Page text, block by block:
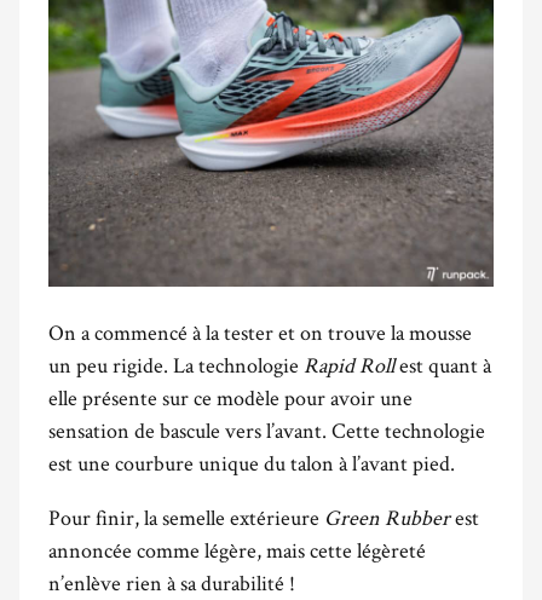
On a commencé à la tester et on trouve la mousse
un peu rigide. La technologie Rapid Rollest quant à
elle présente sur ce modèle pour avoir une
sensation de bascule vers l’avant. Cette technologie
est une courbure unique du talon à l’avant pied.
Pour finir, la semelle extérieure Green Rubberest
annoncée comme légère, mais cette légèreté
n’enlève rien à sa durabilité !